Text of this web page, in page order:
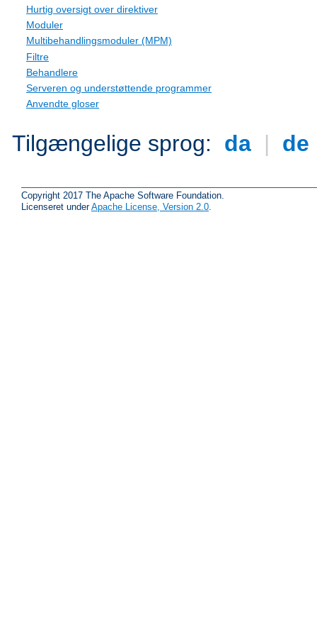
Hurtig oversigt over direktiver
Moduler
Multibehandlingsmoduler (MPM)
Filtre
Behandlere
Serveren og understøttende programmer
Anvendte gloser
Tilgængelige sprog: da | de
Copyright 2017 The Apache Software Foundation.
Licenseret underApache License, Version 2.0